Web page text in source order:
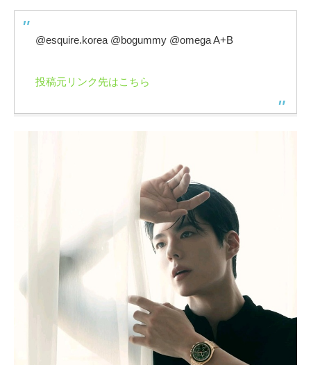
@esquire.korea @bogummy @omega A+B
投稿元リンク先はこちら